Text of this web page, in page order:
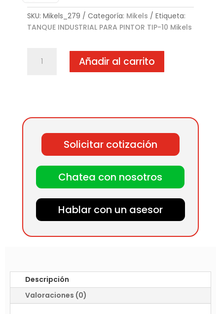
SKU: Mikels_279 Categoría: Mikels
Etiqueta:
TANQUE INDUSTRIAL PARA PINTOR TIP-10 Mikels
INDUSTRIAL
cantidad
Añadir al carrito
Solicitar cotización
Chatea con nosotros
Hablar con un asesor
Descripción
Valoraciones (0)